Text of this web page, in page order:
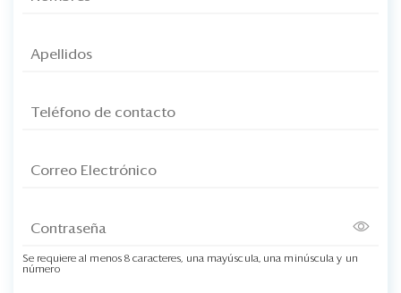
Se requiere al menos 8 caracteres, una mayúscula, una minúscula y un
número